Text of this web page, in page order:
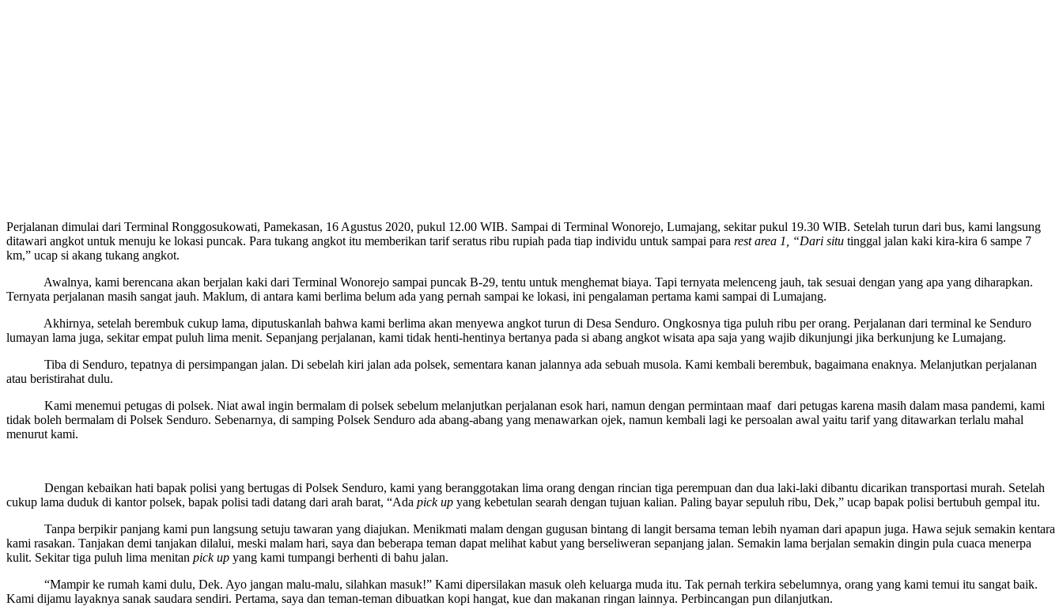
Perjalanan dimulai dari Terminal Ronggosukowati, Pamekasan, 16 Agustus 2020, pukul 12.00 WIB. Sampai di Terminal Wonorejo, Lumajang, sekitar pukul 19.30 WIB. Setelah turun dari bus, kami langsung
ditawari angkot untuk menuju ke lokasi puncak. Para tukang angkot itu memberikan tarif seratus ribu rupiah pada tiap individu untuk sampai para rest area 1, “Dari situ tinggal jalan kaki kira-kira 6 sampe 7
km,” ucap si akang tukang angkot.
Awalnya, kami berencana akan berjalan kaki dari Terminal Wonorejo sampai puncak B-29, tentu untuk menghemat biaya. Tapi ternyata melenceng jauh, tak sesuai dengan yang apa yang diharapkan.
Ternyata perjalanan masih sangat jauh. Maklum, di antara kami berlima belum ada yang pernah sampai ke lokasi, ini pengalaman pertama kami sampai di Lumajang.
Akhirnya, setelah berembuk cukup lama, diputuskanlah bahwa kami berlima akan menyewa angkot turun di Desa Senduro. Ongkosnya tiga puluh ribu per orang. Perjalanan dari terminal ke Senduro
lumayan lama juga, sekitar empat puluh lima menit. Sepanjang perjalanan, kami tidak henti-hentinya bertanya pada si abang angkot wisata apa saja yang wajib dikunjungi jika berkunjung ke Lumajang.
Tiba di Senduro, tepatnya di persimpangan jalan. Di sebelah kiri jalan ada polsek, sementara kanan jalannya ada sebuah musola. Kami kembali berembuk, bagaimana enaknya. Melanjutkan perjalanan
atau beristirahat dulu.
Kami menemui petugas di polsek. Niat awal ingin bermalam di polsek sebelum melanjutkan perjalanan esok hari, namun dengan permintaan maaf dari petugas karena masih dalam masa pandemi, kami
tidak boleh bermalam di Polsek Senduro. Sebenarnya, di samping Polsek Senduro ada abang-abang yang menawarkan ojek, namun kembali lagi ke persoalan awal yaitu tarif yang ditawarkan terlalu mahal
menurut kami.
Dengan kebaikan hati bapak polisi yang bertugas di Polsek Senduro, kami yang beranggotakan lima orang dengan rincian tiga perempuan dan dua laki-laki dibantu dicarikan transportasi murah. Setelah
cukup lama duduk di kantor polsek, bapak polisi tadi datang dari arah barat, “Ada pick up yang kebetulan searah dengan tujuan kalian. Paling bayar sepuluh ribu, Dek,” ucap bapak polisi bertubuh gempal itu.
Tanpa berpikir panjang kami pun langsung setuju tawaran yang diajukan. Menikmati malam dengan gugusan bintang di langit bersama teman lebih nyaman dari apapun juga. Hawa sejuk semakin kentara
kami rasakan. Tanjakan demi tanjakan dilalui, meski malam hari, saya dan beberapa teman dapat melihat kabut yang berseliweran sepanjang jalan. Semakin lama berjalan semakin dingin pula cuaca menerpa
kulit. Sekitar tiga puluh lima menitan pick up yang kami tumpangi berhenti di bahu jalan.
“Mampir ke rumah kami dulu, Dek. Ayo jangan malu-malu, silahkan masuk!” Kami dipersilakan masuk oleh keluarga muda itu. Tak pernah terkira sebelumnya, orang yang kami temui itu sangat baik.
Kami dijamu layaknya sanak saudara sendiri. Pertama, saya dan teman-teman dibuatkan kopi hangat, kue dan makanan ringan lainnya. Perbincangan pun dilanjutkan.